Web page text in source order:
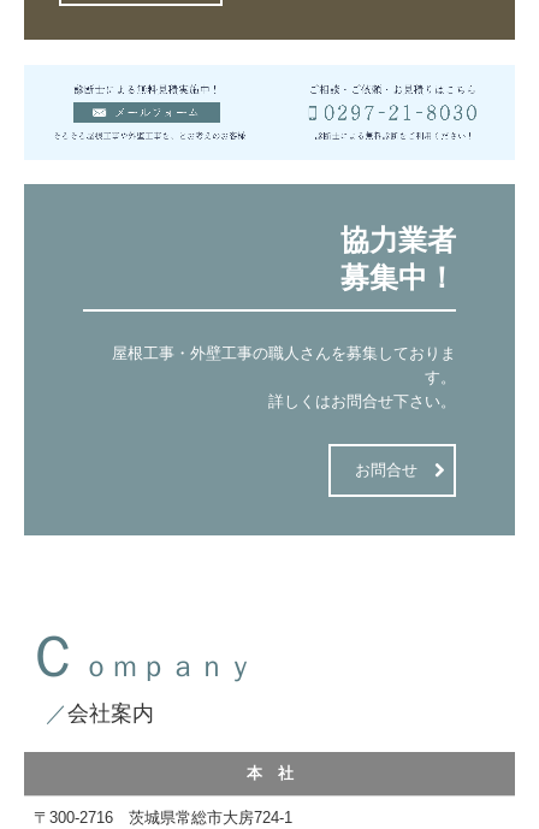
協力業者
募集中！
屋根工事・外壁工事の職人さんを募集しておりま
す。
詳しくはお問合せ下さい。
お問合せ
Ｃ ｏｍｐａｎｙ
／会社案内
本 社
〒300-2716 茨城県常総市大房724-1